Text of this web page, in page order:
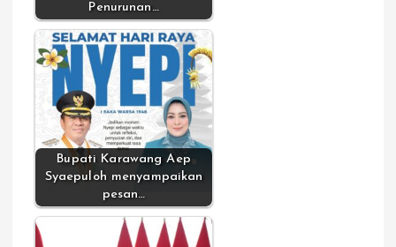
Penurunan…
Bupati Karawang Aep
Syaepuloh menyampaikan
pesan…